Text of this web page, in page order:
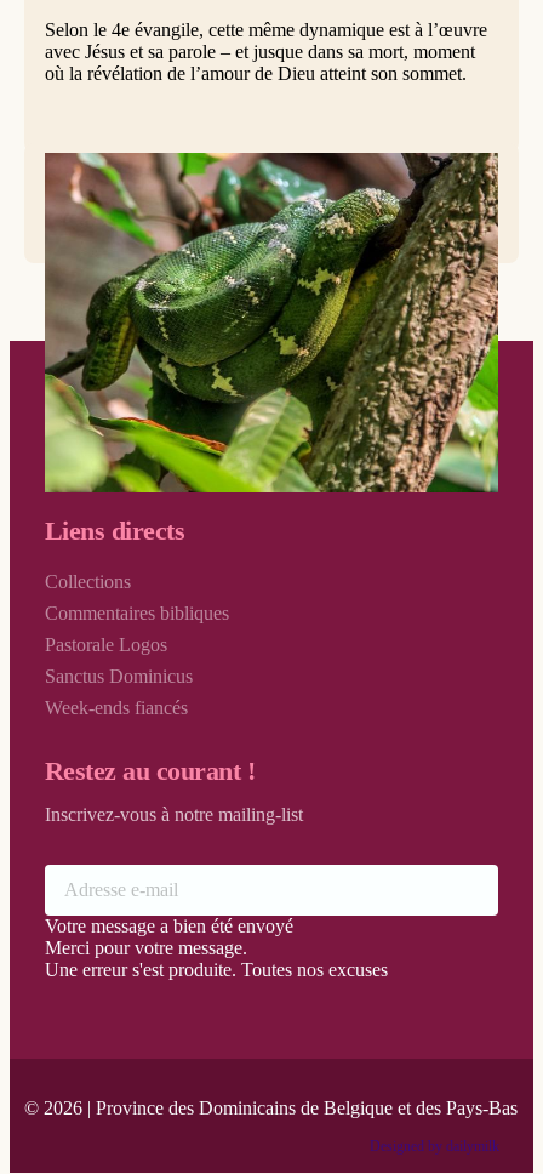
Selon le 4e évangile, cette même dynamique est à l’œuvre
avec Jésus et sa parole – et jusque dans sa mort, moment
où la révélation de l’amour de Dieu atteint son sommet.
© Lawrence Lew, OP
Liens directs
Collections
Commentaires bibliques
Pastorale Logos
Sanctus Dominicus
Week-ends fiancés
Restez au courant !
Inscrivez-vous à notre mailing-list
Votre message a bien été envoyé
Merci pour votre message.
Une erreur s'est produite. Toutes nos excuses
© 2026 | Province des Dominicains de Belgique et des Pays-Bas
Designed by dailymilk